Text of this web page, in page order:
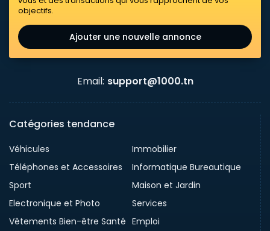
objectifs.
Ajouter une nouvelle annonce
Email: support@1000.tn
Catégories tendance
Véhicules
Immobilier
Téléphones et Accessoires
Informatique Bureautique
Sport
Maison et Jardin
Electronique et Photo
Services
Vêtements Bien-être Santé Emploi